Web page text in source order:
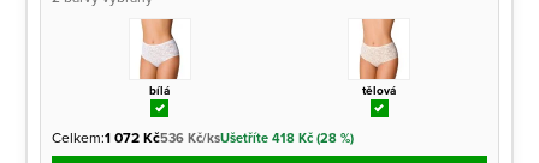
bílá tělová
Celkem:1 072 Kč536 Kč/ksUšetříte 418 Kč (28 %)